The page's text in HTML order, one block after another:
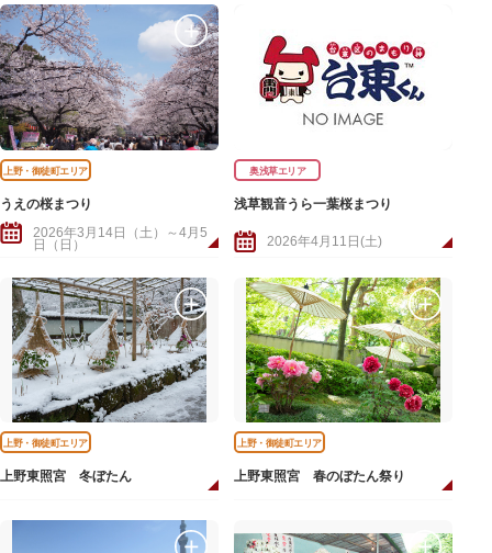
上野・御徒町エリア
うえの桜まつり
2026年3月14日（土）～4月5
日（日）
奥浅草エリア
浅草観音うら一葉桜まつり
2026年4月11日(土)
上野・御徒町エリア
上野東照宮 冬ぼたん
上野・御徒町エリア
上野東照宮 春のぼたん祭り